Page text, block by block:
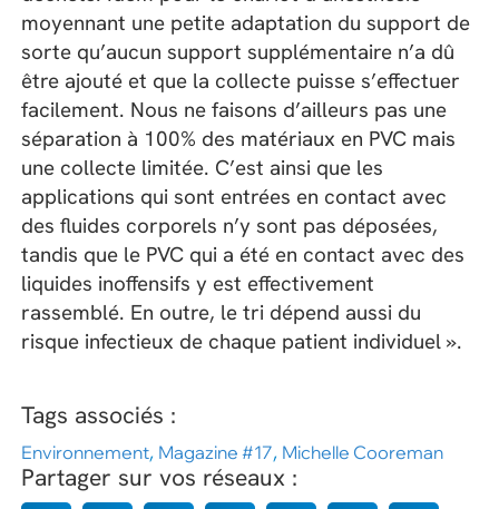
moyennant une petite adaptation du support de
sorte qu’aucun support supplémentaire n’a dû
être ajouté et que la collecte puisse s’effectuer
facilement. Nous ne faisons d’ailleurs pas une
séparation à 100% des matériaux en PVC mais
une collecte limitée. C’est ainsi que les
applications qui sont entrées en contact avec
des fluides corporels n’y sont pas déposées,
tandis que le PVC qui a été en contact avec des
liquides inoffensifs y est effectivement
rassemblé. En outre, le tri dépend aussi du
risque infectieux de chaque patient individuel ».
Tags associés :
Environnement, Magazine #17, Michelle Cooreman
Partager sur vos réseaux :